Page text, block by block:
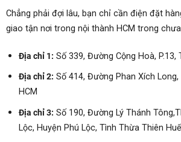
Chẳng phải đợi lâu, bạn chỉ cần điện đặt
giao tận nơi trong nội thành HCM trong
Địa chỉ 1: Số 339, Đường Cộng Hoà, P.13,
Địa chỉ 2: Số 414, Đường Phan Xích Long,
HCM
Địa chỉ 3: Số 190, Đường Lý Thánh
Lộc, Huyện Phú Lộc, Tình Thừa Thiên